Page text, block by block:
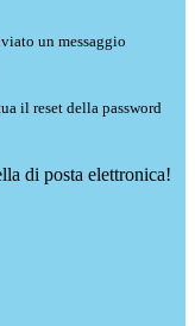
un messaggio
il reset della password
di posta elettronica!